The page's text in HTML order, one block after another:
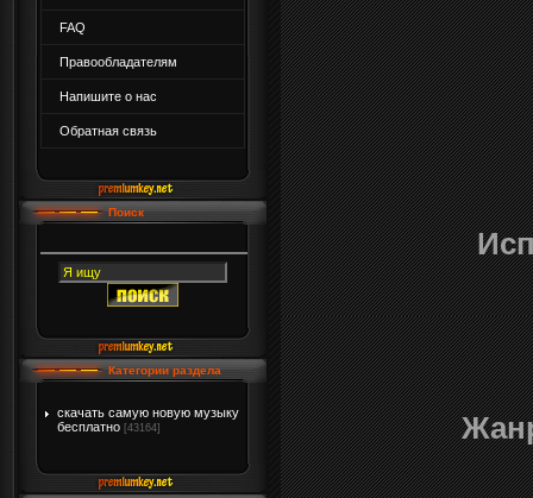
FAQ
Правообладателям
Напишите о нас
Обратная связь
Поиск
Категории раздела
скачать самую новую музыку
бесплатно [43164]